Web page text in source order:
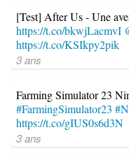
[Test] After Us - Une
https://t.co/bkwjLacmvI
https://t.co/KSIkpy2pik
3 ans
Farming Simulator 23
#FarmingSimulator23
https://t.co/gIUS0s6d3N
3 ans